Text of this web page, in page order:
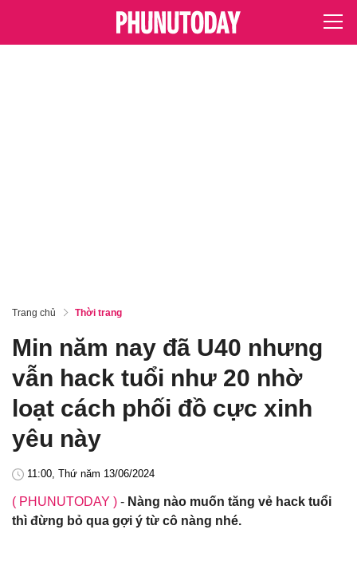
Trang chủ Thời trang
Min năm nay đã U40 nhưng
vẫn hack tuổi như 20 nhờ
loạt cách phối đồ cực xinh
yêu này
11:00, Thứ năm 13/06/2024
( PHUNUTODAY ) - Nàng nào muốn tăng vẻ hack tuổi
thì đừng bỏ qua gợi ý từ cô nàng nhé.